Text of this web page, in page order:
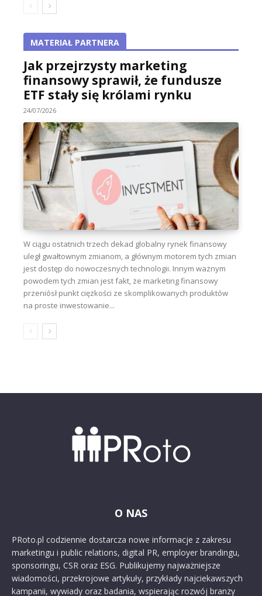
MATERIAŁ PARTNERA
Jak przejrzysty marketing
finansowy sprawił, że fundusze
ETF stały się królami rynku
24/07/2026
W ciągu ostatnich trzech dekad globalny rynek finansowy
uległ gwałtownym zmianom, a głównym motorem tych zmian
jest dostęp do nowoczesnych technologii. Innym ważnym
powodem tych zmian jest fakt, że marketing finansowy
przeniósł punkt ciężkości ze skomplikowanych produktów
na proste inwestowanie...
O NAS
PRoto.pl codziennie dostarcza nowe informacje z zakresu
marketingu i public relations, digital PR, employer brandingu,
sponsoringu, CSR oraz ESG. Publikujemy najważniejsze
wiadomości, przekrojowe artykuły, przykłady najciekawszych
kampanii, wywiady oraz badania, wspierając rozwój branży